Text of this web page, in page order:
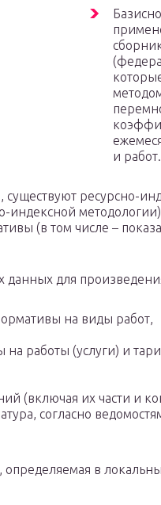
и работ.
существуют ресурсно-
индексной
(в том числе –
данных для
на виды работ,
работы (услуги) и
(включая их части и
согласно
определяемая в